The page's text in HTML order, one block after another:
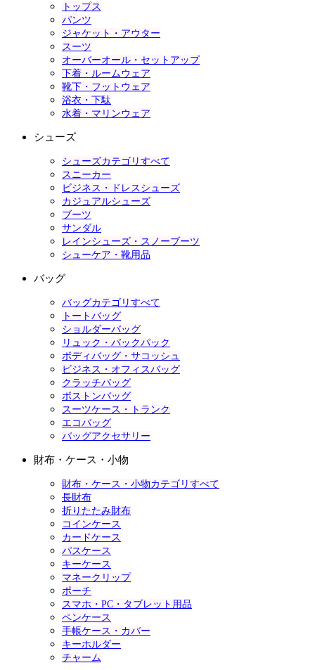
トップス
パンツ
ジャケット・アウター
スーツ
オーバーオール・セットアップ
下着・ルームウェア
靴下・フットウェア
浴衣・下駄
水着・マリンウェア
シューズ
シューズカテゴリすべて
スニーカー
ビジネス・ドレスシューズ
カジュアルシューズ
ブーツ
サンダル
レインシューズ・スノーブーツ
シューケア・靴用品
バッグ
バッグカテゴリすべて
トートバッグ
ショルダーバッグ
リュック・バックパック
ボディバッグ・サコッシュ
ビジネス・オフィスバッグ
クラッチバッグ
ボストンバッグ
スーツケース・トランク
エコバッグ
バッグアクセサリー
財布・ケース・小物
財布・ケース・小物カテゴリすべて
長財布
折りたたみ財布
コインケース
カードケース
パスケース
キーケース
マネークリップ
ポーチ
スマホ・PC・タブレット用品
ペンケース
手帳ケース・カバー
キーホルダー
チャーム